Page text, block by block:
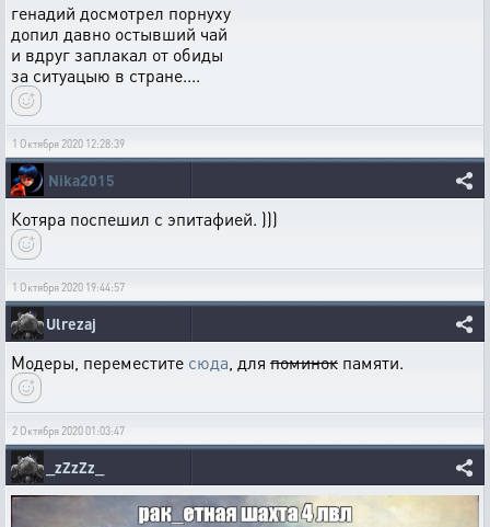
генадий досмотрел порнуху
допил давно остывший чай
и вдруг заплакал от обиды
за ситуацыю в стране....
1 Октября 2020 12:28:39
Nika2015
Котяра поспешил с эпитафией. )))
1 Октября 2020 19:44:57
Ulrezaj
Модеры, переместите сюда , для поминок памяти.
2 Октября 2020 01:03:47
_zZzZz_